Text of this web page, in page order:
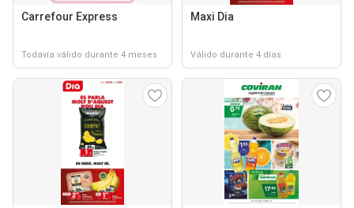
Carrefour Express
Todavía válido durante 4 meses
Maxi Dia
Válido durante 4 días